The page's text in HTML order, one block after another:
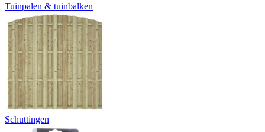
Tuinpalen & tuinbalken
Schuttingen